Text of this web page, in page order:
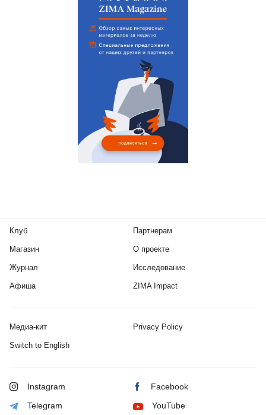
Клуб
Магазин
Журнал
Афиша
Партнерам
О проекте
Исследование
ZIMA Impact
Медиа-кит Privacy Policy
Switch to English
Instagram Facebook
Telegram YouTube